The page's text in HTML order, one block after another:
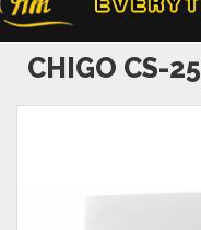
CHIGO CS-